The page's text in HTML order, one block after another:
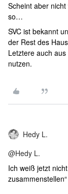
Scheint aber
so…
SVC ist bekannt
der Rest des
Letztere auch
nutzen.
Hedy L.
@Hedy L.
Ich weiß jetzt